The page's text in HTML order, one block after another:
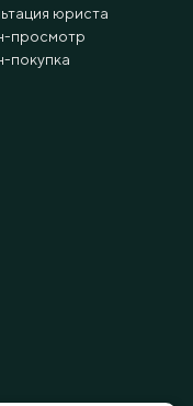
юриста
просмотр
покупка